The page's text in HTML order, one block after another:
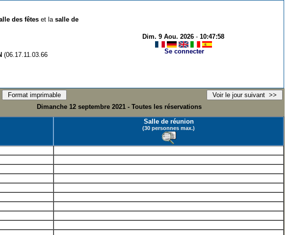
des fêtes et lasalle de
(06.17.11.03.66
Dim. 9 Aou. 2026 -10:47:58
Se connecter
Dimanche 12 septembre 2021 - Toutes les réservations
Salle de réunion
(30 personnes max.)